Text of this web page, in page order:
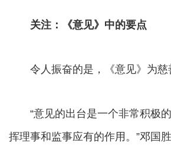
关注：《意见》中的要点
令人振奋的是，《意见》为慈
“意见的出台是一个非常积极的
挥理事和监事应有的作用。”邓国胜